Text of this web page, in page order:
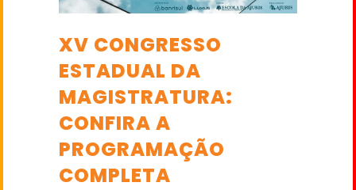
XV CONGRESSO
ESTADUAL DA
MAGISTRATURA:
CONFIRA A
PROGRAMAÇÃO
COMPLETA